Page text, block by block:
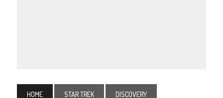
HOME STAR TREK DISCOVERY